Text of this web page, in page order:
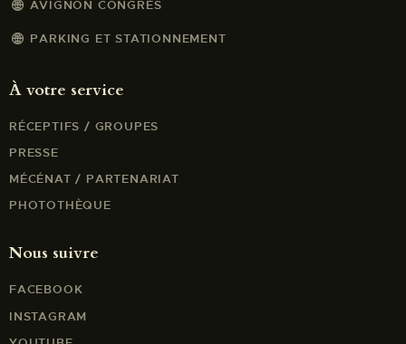
AVIGNON CONGRÈS
PARKING ET STATIONNEMENT
À votre service
RÉCEPTIFS / GROUPES
PRESSE
MÉCÉNAT / PARTENARIAT
PHOTOTHÈQUE
Nous suivre
FACEBOOK
INSTAGRAM